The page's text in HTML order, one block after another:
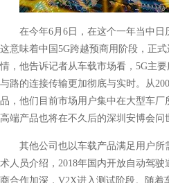
在今年6月6日，在这个一年当中日
这意味着中国5G跨越预商用阶段，正
情，他告诉记者从车载市场看，5G主
与路的连接传输更加彻底与实时。从
品，他们目前市场用户集中在大型车
高端产品也将在不久后的深圳安博会问
其他公司也以车载产品满足用户
术人员介绍，2018年国内开放自动驾
商合作加深，V2X进入测试阶段。随着